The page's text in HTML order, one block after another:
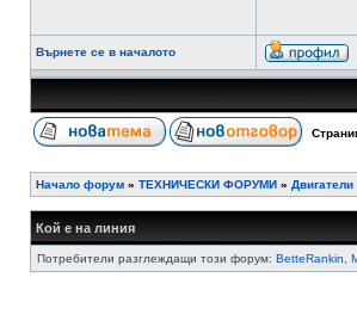
Върнете се в началото
Начало форум » ТЕХНИЧЕСКИ ФОРУМИ » Двигатели
Кой е на линия
Потребители разглеждащи този форум: BetteRankin